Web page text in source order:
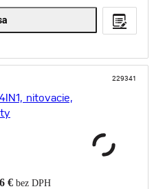
229341
nitovacie,
€ bez DPH